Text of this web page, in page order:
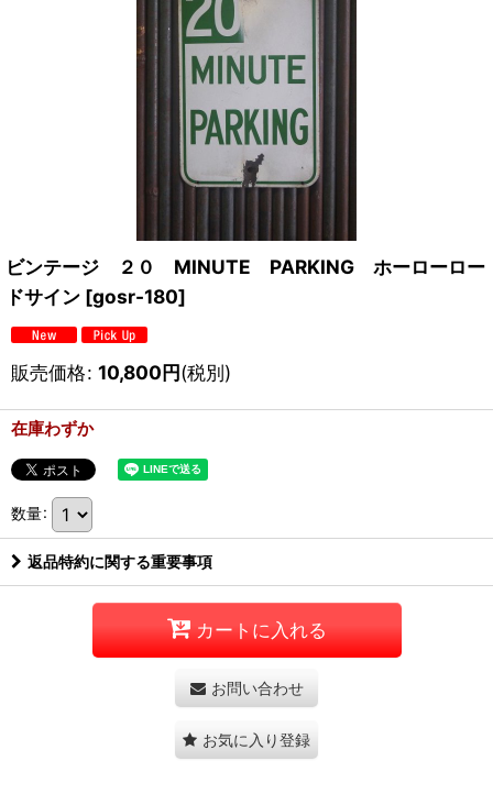
ビンテージ ２０ MINUTE PARKING ホーローロー
ドサイン [gosr-180]
販売価格: 10,800円(税別)
在庫わずか
数量:
返品特約に関する重要事項
カートに入れる
お問い合わせ
お気に入り登録